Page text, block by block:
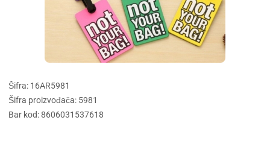
Šifra: 16AR5981
Šifra proizvođača: 5981
Bar kod: 8606031537618